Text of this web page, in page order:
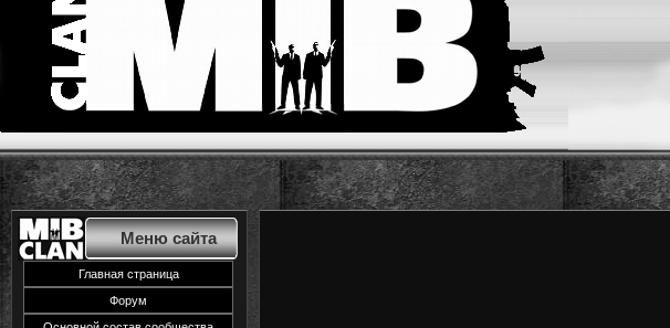
Меню сайта
Главная страница
Форум